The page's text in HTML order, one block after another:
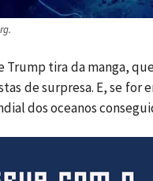
Trump tira da manga,
de surpresa. E, se for
dos oceanos